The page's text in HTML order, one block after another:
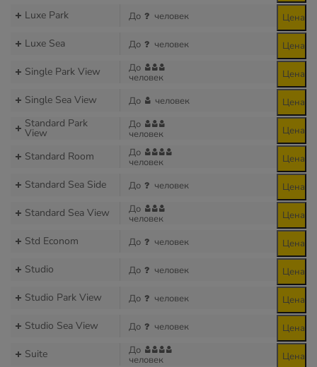
Luxe Park До человек Цена
Luxe Sea До человек Цена
Single Park View До
человек Цена
Single Sea View До человек Цена
Standard Park
View
До
человек Цена
Standard Room До
человек Цена
Standard Sea Side До человек Цена
Standard Sea View До
человек Цена
Std Econom До человек Цена
Studio До человек Цена
Studio Park View До человек Цена
Studio Sea View До человек Цена
Suite До
человек Цена